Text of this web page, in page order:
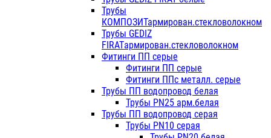
Трубы
КОМПОЗИТармирован.стекловолокном
Трубы GEDIZ
FIRATармирован.стекловолокном
Фитинги ПП серые
Фитинги ПП серые
Фитинги ППс металл. серые
Трубы ПП водопровод белая
Трубы PN25 арм.белая
Трубы ПП водопровод серая
Трубы PN10 серая